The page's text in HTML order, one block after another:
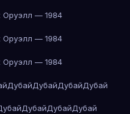
— 1984
— 1984
— 1984
ДубайДубайДубайДубай
ДубайДубайДубай